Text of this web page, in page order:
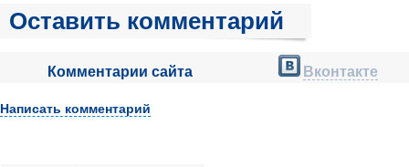
Оставить комментарий
Комментарии сайта Вконтакте
Написать комментарий